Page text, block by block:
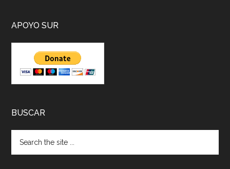
APOYO SUR
BUSCAR